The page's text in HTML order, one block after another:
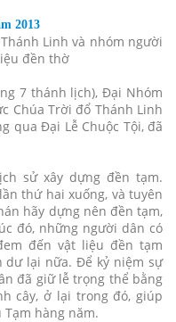
2013
Linh và nhóm người
đền thờ
7 thánh lịch), Đại Nhóm
Chúa Trời đổ Thánh Linh
qua Đại Lễ Chuộc Tội, đã
sử xây dựng đền tạm.
thứ hai xuống, và tuyên
hãy dựng nên đền tạm,
đó, những người dân có
đến vật liệu đền tạm
dư lại nữa. Để kỷ niệm sự
đã giữ lễ trọng thể bằng
cây, ở lại trong đó, giúp
hàng năm.